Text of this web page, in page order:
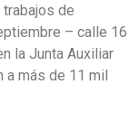
de
– calle 16
la Junta Auxiliar
a más de 11 mil